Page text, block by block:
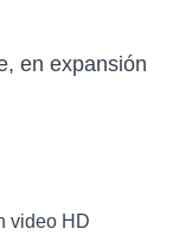
en expansión
video HD